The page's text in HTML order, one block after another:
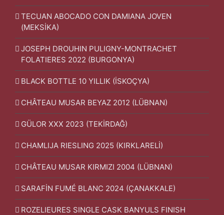
TECUAN ABOCADO CON DAMIANA JOVEN
(MEKSİKA)
JOSEPH DROUHIN PULIGNY-MONTRACHET
FOLATIERES 2022 (BURGONYA)
BLACK BOTTLE 10 YILLIK (İSKOÇYA)
CHÂTEAU MUSAR BEYAZ 2012 (LÜBNAN)
GÜLOR XXX 2023 (TEKİRDAĞ)
CHAMLIJA RIESLING 2025 (KIRKLARELİ)
CHÂTEAU MUSAR KIRMIZI 2004 (LÜBNAN)
SARAFİN FUMÉ BLANC 2024 (ÇANAKKALE)
ROZELIEURES SINGLE CASK BANYULS FINISH